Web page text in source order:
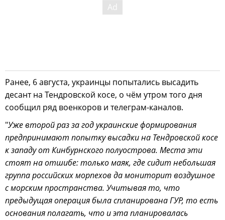
Ранее, 6 августа, украинцы попытались высадить
десант на Тендровской косе, о чём утром того дня
сообщил ряд военкоров и телеграм-каналов.
"Уже второй раз за год украинские формирования
предпринимают попытку высадки на Тендровской косе
к западу от Кинбурнского полуострова. Места эти
стоят на отшибе: только маяк, где сидит небольшая
группа российских морпехов да мониторит воздушное
с морским пространства. Учитывая то, что
предыдущая операция была спланирована ГУР, то есть
основания полагать, что и эта планировалась